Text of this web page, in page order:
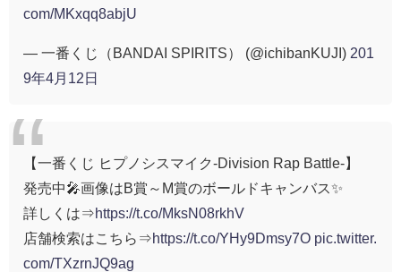
com/MKxqq8abjU
— 一番くじ（BANDAI SPIRITS） (@ichibanKUJI) 201
9年4月12日
【一番くじ ヒプノシスマイク-Division Rap Battle-】
発売中🎤画像はB賞～M賞のボールドキャンバス✨
詳しくは⇒https://t.co/MksN08rkhV
店舗検索はこちら⇒https://t.co/YHy9Dmsy7O pic.twitter.
com/TXzrnJQ9ag